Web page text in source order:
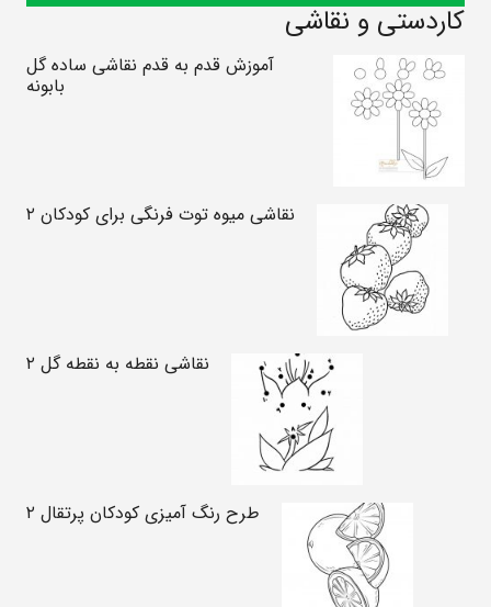
کاردستی و نقاشی
آموزش قدم به قدم نقاشی ساده گل
بابونه
نقاشی میوه توت فرنگی برای کودکان ۲
نقاشی نقطه به نقطه گل ۲
طرح رنگ آمیزی کودکان پرتقال ۲